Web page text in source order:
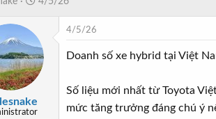
y
b
ắ
4/5/26
Doanh số xe hybrid tại Việt
Số liệu mới nhất từ Toyota
mức tăng trưởng đáng chú ý